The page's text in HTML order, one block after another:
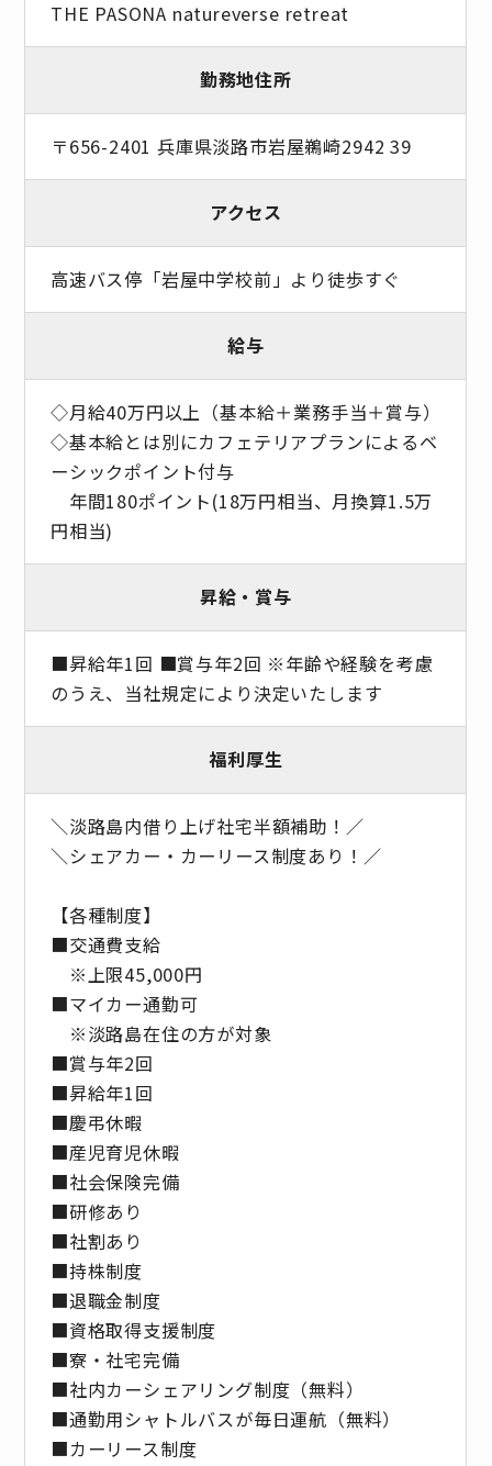
THE PASONA natureverse retreat
勤務地住所
〒656-2401 兵庫県淡路市岩屋鵜崎2942 39
アクセス
高速バス停「岩屋中学校前」より徒歩すぐ
給与
◇月給40万円以上（基本給＋業務手当＋賞与）
◇基本給とは別にカフェテリアプランによるベ
ーシックポイント付与
年間180ポイント(18万円相当、月換算1.5万
円相当)
昇給・賞与
■昇給年1回 ■賞与年2回 ※年齢や経験を考慮
のうえ、当社規定により決定いたします
福利厚生
＼淡路島内借り上げ社宅半額補助！／
＼シェアカー・カーリース制度あり！／
【各種制度】
■交通費支給
※上限45,000円
■マイカー通勤可
※淡路島在住の方が対象
■賞与年2回
■昇給年1回
■慶弔休暇
■産児育児休暇
■社会保険完備
■研修あり
■社割あり
■持株制度
■退職金制度
■資格取得支援制度
■寮・社宅完備
■社内カーシェアリング制度（無料）
■通勤用シャトルバスが毎日運航（無料）
■カーリース制度